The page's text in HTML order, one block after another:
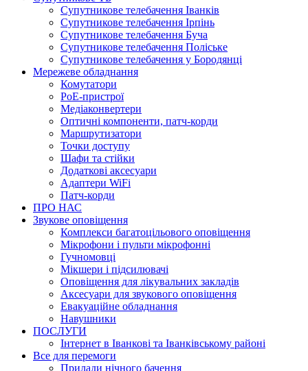
Супутникове телебачення Іванків
Супутникове телебачення Ірпінь
Супутникове телебачення Буча
Супутникове телебачення Поліське
Супутникове телебачення у Бородянці
Мережеве обладнання
Комутатори
PoE-пристрої
Медіаконвертери
Оптичні компоненти, патч-корди
Маршрутизатори
Точки доступу
Шафи та стійки
Додаткові аксесуари
Адаптери WiFi
Патч-корди
ПРО НАС
Звукове оповіщення
Комплекси багатоцільового оповіщення
Мікрофони і пульти мікрофонні
Гучномовці
Мікшери і підсилювачі
Оповіщення для лікувальних закладів
Аксесуари для звукового оповіщення
Евакуаційне обладнання
Навушники
ПОСЛУГИ
Інтернет в Іванкові та Іванківському районі
Все для перемоги
Прилади нічного бачення